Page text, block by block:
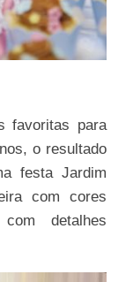
favoritas para
o resultado
festa Jardim
com cores
detalhes